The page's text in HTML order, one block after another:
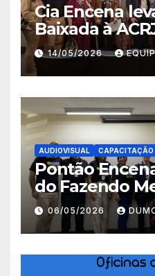
Cia Encena
Baixada à
inscrições para
Fazendo Meu
em Nova
14/05/2026
AUDIOVISUAL CAPACITAÇÃO
Pontão
do Fazendo
Filme no
Roxo e
abertas em
06/05/2026